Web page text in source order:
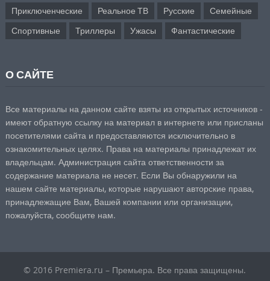
Приключенческие Реальное ТВ Русские Семейные
Спортивные Триллеры Ужасы Фантастические
О САЙТЕ
Все материалы на данном сайте взяты из открытых источников -
имеют обратную ссылку на материал в интернете или присланы
посетителями сайта и предоставляются исключительно в
ознакомительных целях. Права на материалы принадлежат их
владельцам. Администрация сайта ответственности за
содержание материала не несет. Если Вы обнаружили на
нашем сайте материалы, которые нарушают авторские права,
принадлежащие Вам, Вашей компании или организации,
пожалуйста, сообщите нам.
© 2016 Premiera.ru – Премьера. Все права защищены.